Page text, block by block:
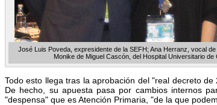
José Luis Poveda, expresidente de la SEFH; Ana Herranz, vocal
Monike de Miguel Cascón, del Hospital Universitario
Todo esto llega tras la aprobación del "real decreto
De hecho, su apuesta pasa por cambios internos
"despensa" que es Atención Primaria, "de la que